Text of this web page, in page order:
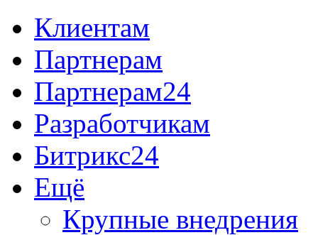
Клиентам
Партнерам
Партнерам24
Разработчикам
Битрикс24
Ещё
Крупные внедрения